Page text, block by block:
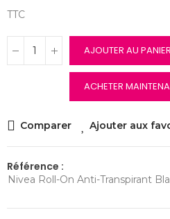
TTC
AJOUTER AU PANIER
ACHETER
Comparer Ajouter aux
Référence :
Nivea Roll-On Anti-Transpirant